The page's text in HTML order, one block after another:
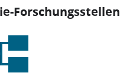
Forschungsstellen